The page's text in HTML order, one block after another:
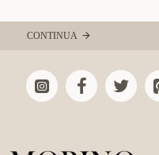
CONTINUA